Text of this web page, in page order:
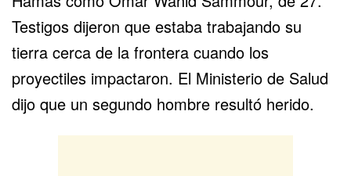
Testigos dijeron que estaba trabajando su
tierra cerca de la frontera cuando los
proyectiles impactaron. El Ministerio de Salud
dijo que un segundo hombre resultó herido.